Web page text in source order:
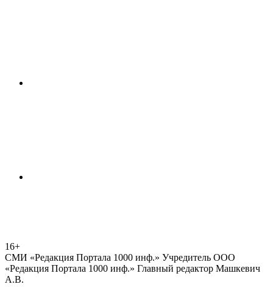
16+
СМИ «Редакция Портала 1000 инф.» Учредитель ООО
«Редакция Портала 1000 инф.» Главный редактор Машкевич
А.В.